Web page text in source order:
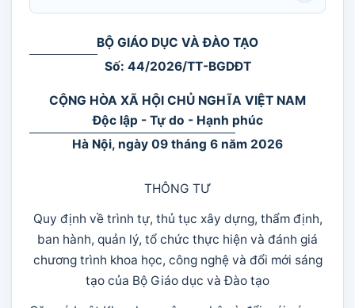
BỘ GIÁO DỤC VÀ ĐÀO TẠO
Số: 44/2026/TT-BGDĐT
CỘNG HÒA XÃ HỘI CHỦ NGHĨA VIỆT NAM
Độc lập - Tự do - Hạnh phúc
Hà Nội, ngày 09 tháng 6 năm 2026
THÔNG TƯ
Quy định về trình tự, thủ tục xây dựng, thẩm định,
ban hành, quản lý, tổ chức thực hiện và đánh giá
chương trình khoa học, công nghệ và đổi mới sáng
tạo của Bộ Giáo dục và Đào tạo